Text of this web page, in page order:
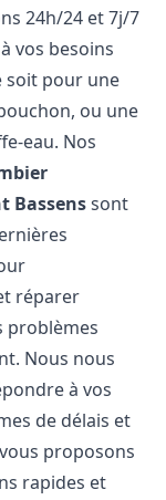
24h/24 et 7j/7
vos besoins
soit pour une
ou une
eau. Nos
Bassenssont
réparer
problèmes
Nous nous
à vos
de délais et
proposons
rapides et